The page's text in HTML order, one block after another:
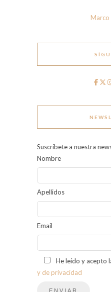
Marco
Suscríbete a nuestra
Nombre
Apellidos
Email
He leído y acepto
y de privacidad